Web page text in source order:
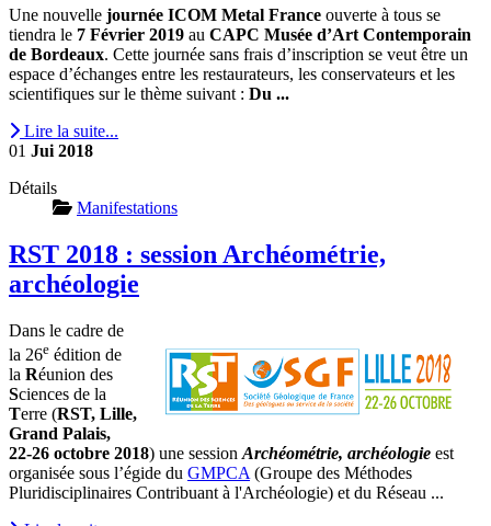
Une nouvelle journée ICOM Metal France ouverte à tous se
tiendra le 7 Février 2019 au CAPC Musée d’Art Contemporain
de Bordeaux. Cette journée sans frais d’inscription se veut être un
espace d’échanges entre les restaurateurs, les conservateurs et les
scientifiques sur le thème suivant : Du ...
Lire la suite...
01 Jui 2018
Détails
Manifestations
RST 2018 : session Archéométrie,
archéologie
Dans le cadre de
la 26e édition de
la Réunion des
Sciences de la
Terre (RST, Lille,
Grand Palais,
22-26 octobre 2018) une session Archéométrie, archéologie est
organisée sous l’égide du GMPCA (Groupe des Méthodes
Pluridisciplinaires Contribuant à l'Archéologie) et du Réseau ...